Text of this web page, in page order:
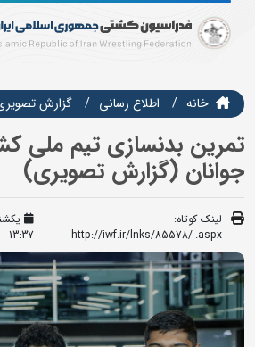
خانه اطلاع رسانی گزارش
تمرین بدنسازی تیم ملی
جوانان (گزارش تصویری)
لینک کوتاه:
http://iwf.ir/lnks/85578/-.aspx
یکشنبه ۲۰
13:37